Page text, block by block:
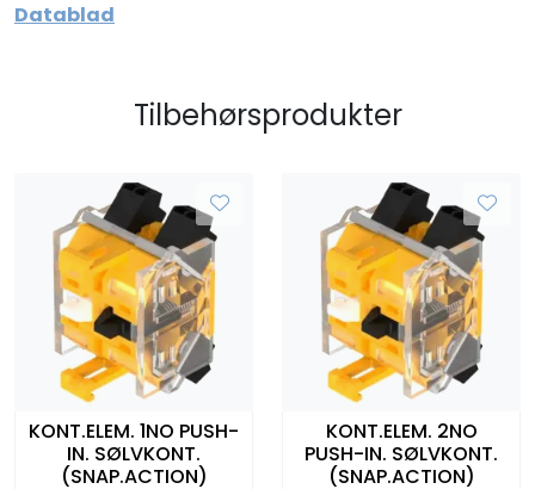
Datablad
Tilbehørsprodukter
KONT.ELEM. 1NO PUSH-
IN. SØLVKONT.
(SNAP.ACTION)
KONT.ELEM. 2NO
PUSH-IN. SØLVKONT.
(SNAP.ACTION)